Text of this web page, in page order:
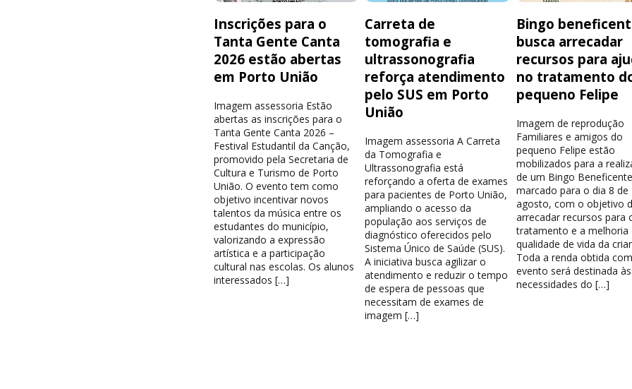
Inscrições para o
Tanta Gente Canta
2026 estão abertas
em Porto União
Imagem assessoria Estão
abertas as inscrições para o
Tanta Gente Canta 2026 –
Festival Estudantil da Canção,
promovido pela Secretaria de
Cultura e Turismo de Porto
União. O evento tem como
objetivo incentivar novos
talentos da música entre os
estudantes do município,
valorizando a expressão
artística e a participação
cultural nas escolas. Os alunos
interessados […]
Carreta de
tomografia e
ultrassonografia
reforça atendimento
pelo SUS em Porto
União
Imagem assessoria A Carreta
da Tomografia e
Ultrassonografia está
reforçando a oferta de exames
para pacientes de Porto União,
ampliando o acesso da
população aos serviços de
diagnóstico oferecidos pelo
Sistema Único de Saúde (SUS).
A iniciativa busca agilizar o
atendimento e reduzir o tempo
de espera de pessoas que
necessitam de exames de
imagem […]
Bingo
busca arrecadar
recursos para
no tratamento
pequeno Felipe
Imagem de reprodução
Familiares e amigos do
pequeno Felipe estão
mobilizados para a
de um Bingo
marcado para o dia 8 de
agosto, com o objetivo
arrecadar recursos para
tratamento e a melhoria
qualidade de vida da
Toda a renda obtida
evento será destinada às
necessidades do […]